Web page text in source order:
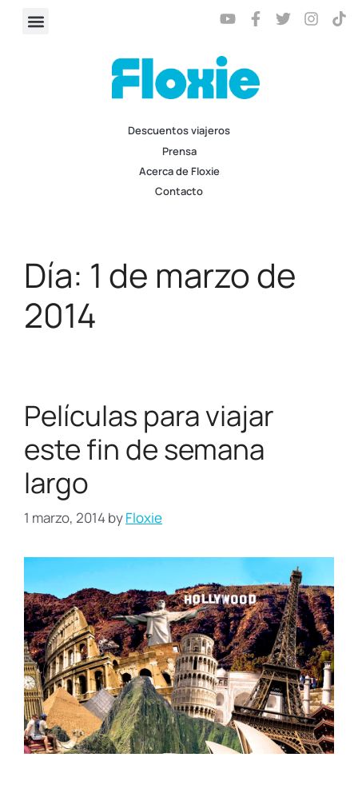
Descuentos viajeros
Prensa
Acerca de Floxie
Contacto
Día: 1 de marzo de
2014
Películas para viajar
este fin de semana
largo
1 marzo, 2014 byFloxie